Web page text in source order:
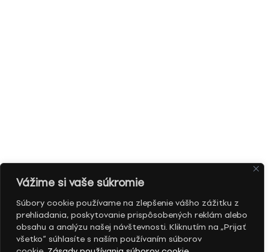
Vážime si vaše súkromie
Súbory cookie používame na zlepšenie vášho zážitku z
prehliadania, poskytovanie prispôsobených reklám alebo
obsahu a analýzu našej návštevnosti. Kliknutím na „Prijať
všetko“ súhlasíte s naším používaním súborov